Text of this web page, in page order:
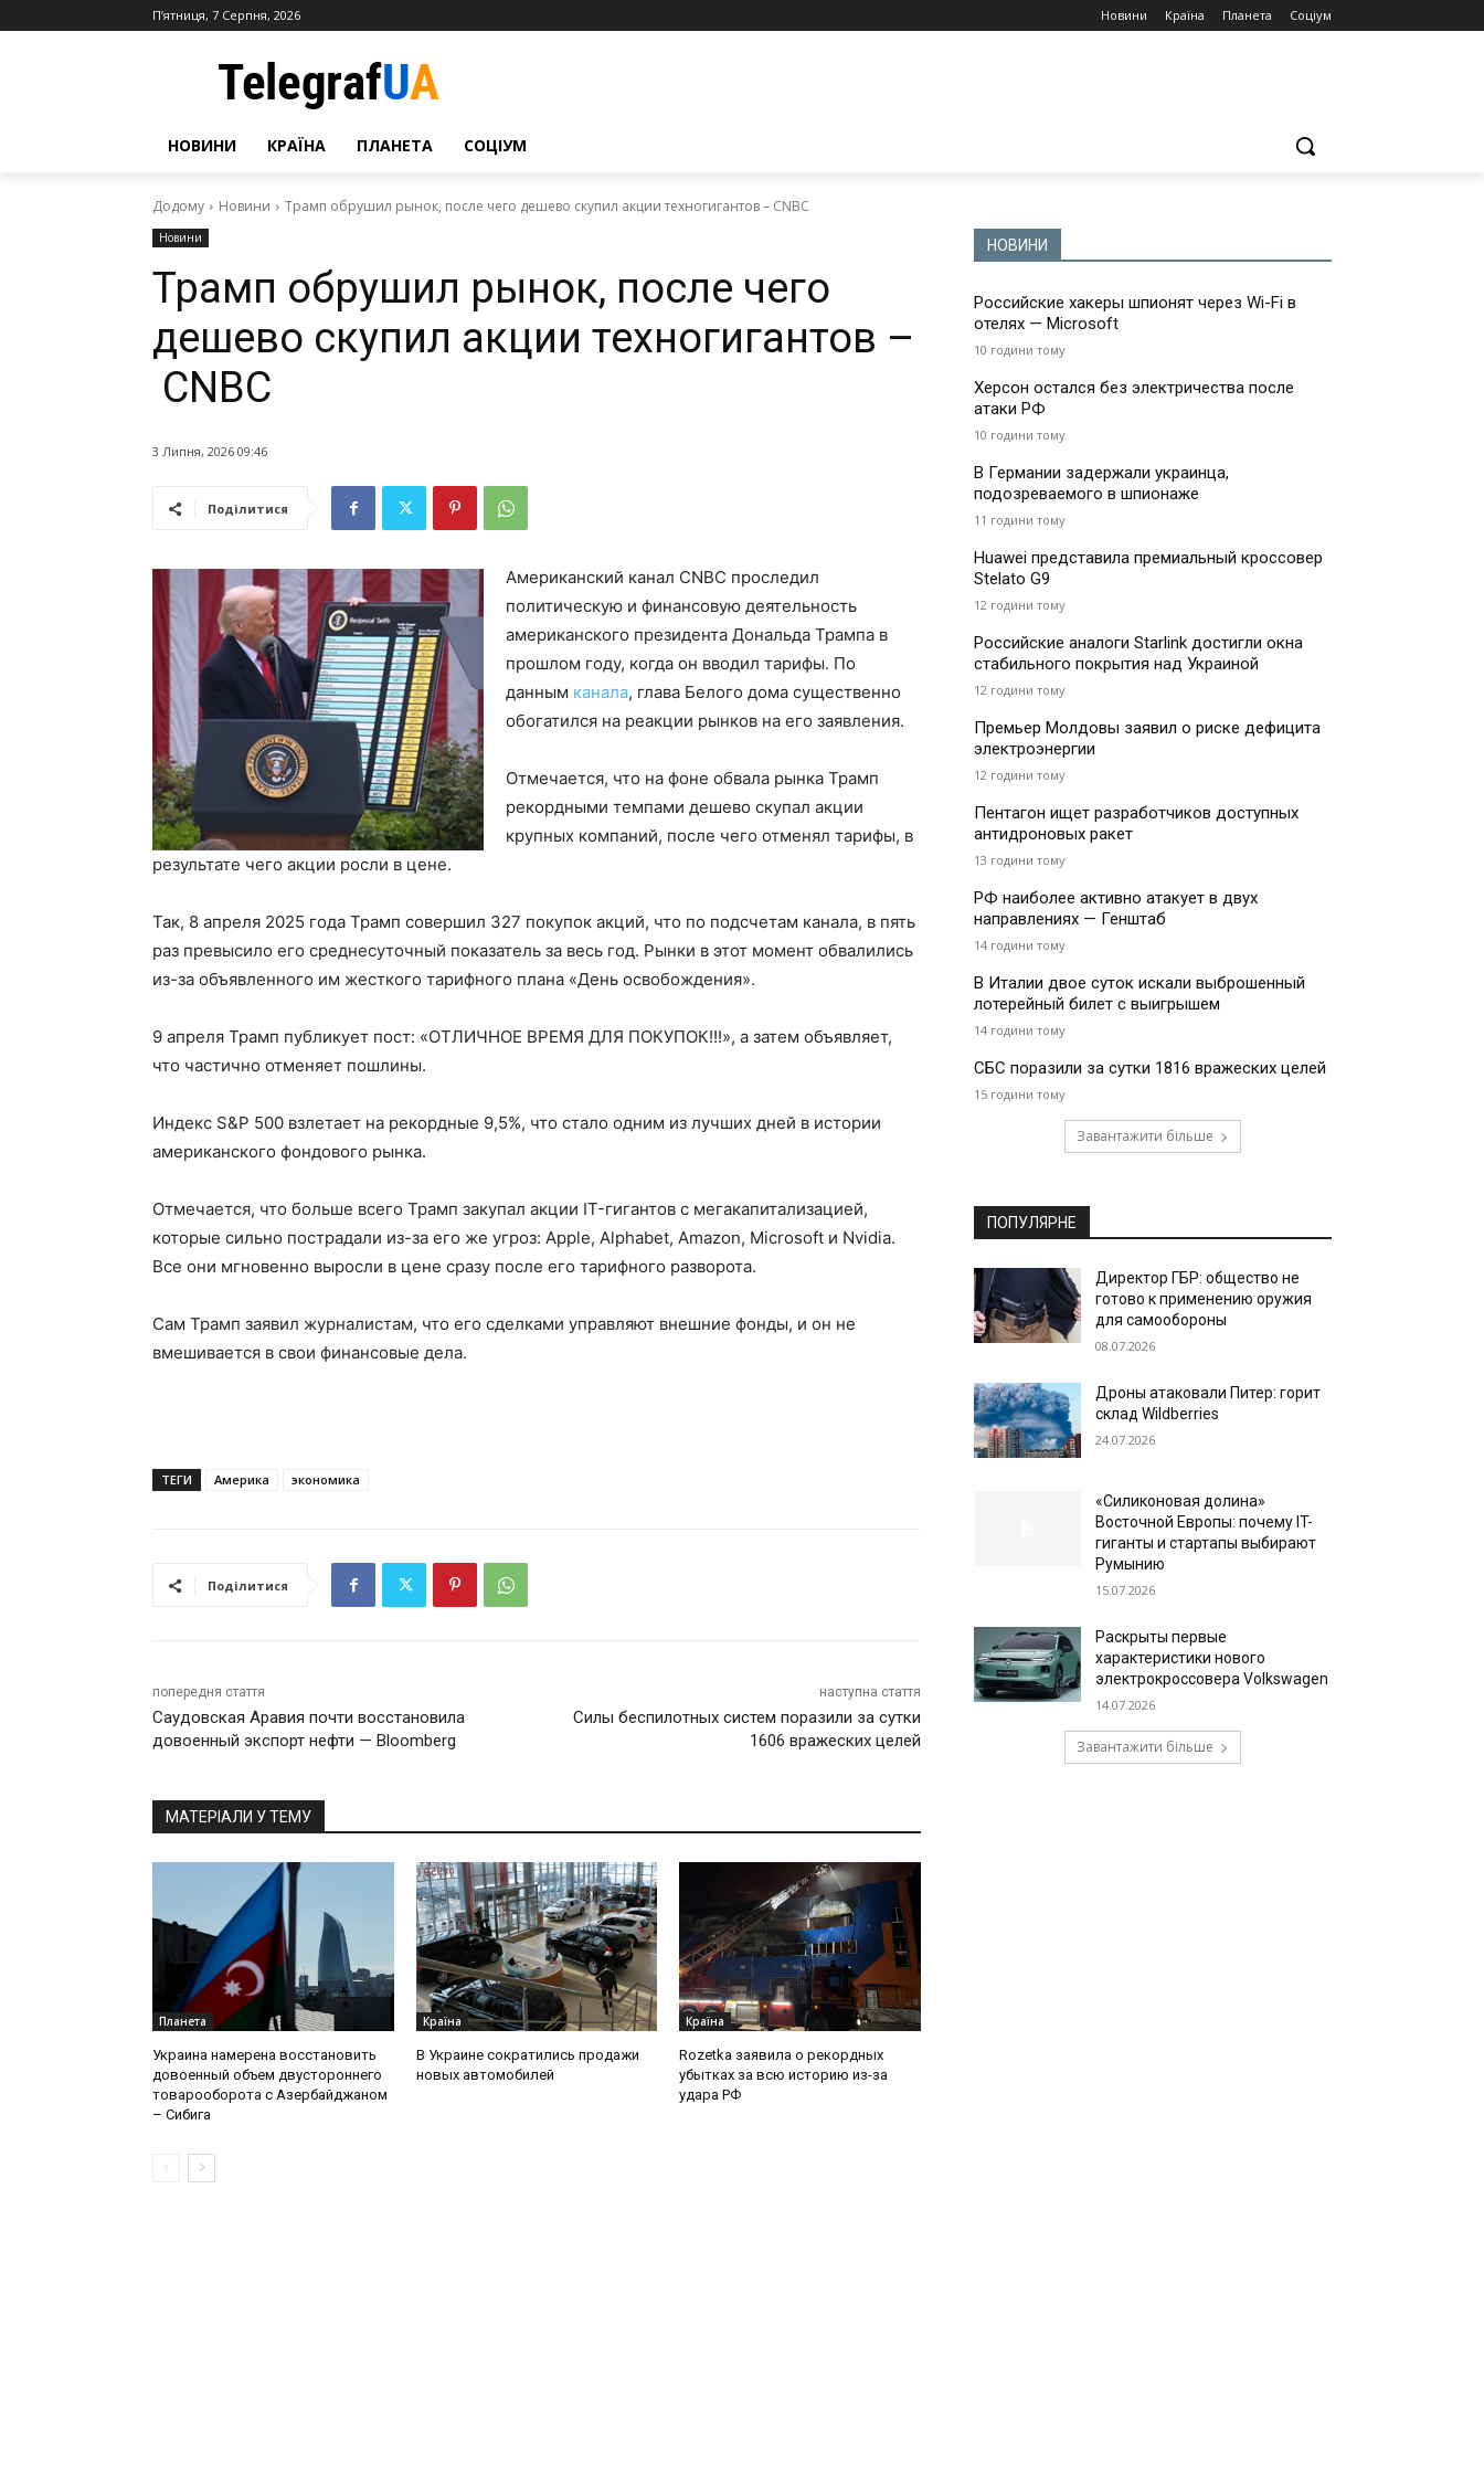
П’ятниця, 7 Серпня, 2026 Новини Країна Планета Соціум
НОВИНИ КРАЇНА ПЛАНЕТА СОЦІУМ
Додому Новини Трамп обрушил рынок, после чего дешево скупил акции техногигантов – CNBC
Новини
Трамп обрушил рынок, после чего
дешево скупил акции техногигантов –
CNBC
3 Липня, 2026 09:46
Поділитися
Американский канал CNBC проследил
политическую и финансовую деятельность
американского президента Дональда Трампа в
прошлом году, когда он вводил тарифы. По
данным канала, глава Белого дома существенно
обогатился на реакции рынков на его заявления.
Отмечается, что на фоне обвала рынка Трамп
рекордными темпами дешево скупал акции
крупных компаний, после чего отменял тарифы, в
результате чего акции росли в цене.
Так, 8 апреля 2025 года Трамп совершил 327 покупок акций, что по подсчетам канала, в пять
раз превысило его среднесуточный показатель за весь год. Рынки в этот момент обвалились
из-за объявленного им жесткого тарифного плана «День освобождения».
9 апреля Трамп публикует пост: «ОТЛИЧНОЕ ВРЕМЯ ДЛЯ ПОКУПОК!!!», а затем объявляет,
что частично отменяет пошлины.
Индекс S&P 500 взлетает на рекордные 9,5%, что стало одним из лучших дней в истории
американского фондового рынка.
Отмечается, что больше всего Трамп закупал акции IT-гигантов с мегакапитализацией,
которые сильно пострадали из-за его же угроз: Apple, Alphabet, Amazon, Microsoft и Nvidia.
Все они мгновенно выросли в цене сразу после его тарифного разворота.
Сам Трамп заявил журналистам, что его сделками управляют внешние фонды, и он не
вмешивается в свои финансовые дела.
ТЕГИ Америка экономика
Поділитися
попередня стаття
Саудовская Аравия почти восстановила
довоенный экспорт нефти — Bloomberg
наступна стаття
Силы беспилотных систем поразили за сутки
1606 вражеских целей
МАТЕРІАЛИ У ТЕМУ
Планета
Украина намерена восстановить
довоенный объем двустороннего
товарооборота с Азербайджаном
– Сибига
Країна
В Украине сократились продажи
новых автомобилей
Країна
Rozetka заявила о рекордных
убытках за всю историю из-за
удара РФ
НОВИНИ
Российские хакеры шпионят через Wi-Fi в
отелях — Microsoft
10 години тому
Херсон остался без электричества после
атаки РФ
10 години тому
В Германии задержали украинца,
подозреваемого в шпионаже
11 години тому
Huawei представила премиальный кроссовер
Stelato G9
12 години тому
Российские аналоги Starlink достигли окна
стабильного покрытия над Украиной
12 години тому
Премьер Молдовы заявил о риске дефицита
электроэнергии
12 години тому
Пентагон ищет разработчиков доступных
антидроновых ракет
13 години тому
РФ наиболее активно атакует в двух
направлениях — Генштаб
14 години тому
В Италии двое суток искали выброшенный
лотерейный билет с выигрышем
14 години тому
СБС поразили за сутки 1816 вражеских целей
15 години тому
Завантажити більше
ПОПУЛЯРНЕ
Директор ГБР: общество не
готово к применению оружия
для самообороны
08.07.2026
Дроны атаковали Питер: горит
склад Wildberries
24.07.2026
«Силиконовая долина»
Восточной Европы: почему IT-
гиганты и стартапы выбирают
Румынию
15.07.2026
Раскрыты первые
характеристики нового
электрокроссовера Volkswagen
14.07.2026
Завантажити більше